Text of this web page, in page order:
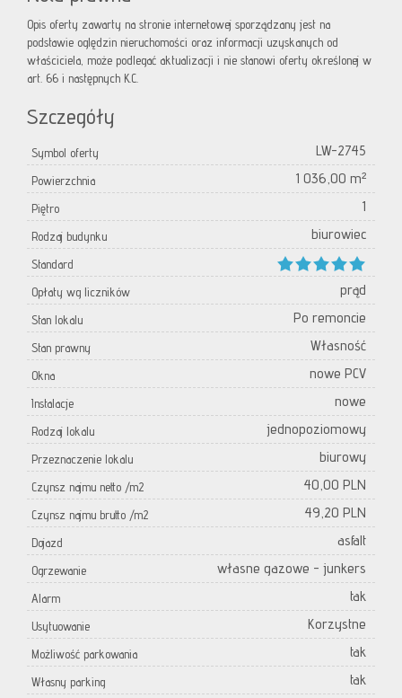
Opis oferty zawarty na stronie internetowej sporządzany jest na
podstawie oględzin nieruchomości oraz informacji uzyskanych od
właściciela, może podlegać aktualizacji i nie stanowi oferty określonej w
art. 66 i następnych K.C.
Szczegóły
Symbol oferty LW-2745
Powierzchnia 1 036,00 m²
Piętro 1
Rodzaj budynku biurowiec
Standard
Opłaty wg liczników
prąd
Stan lokalu Po remoncie
Stan prawny Własność
Okna nowe PCV
Instalacje nowe
Rodzaj lokalu jednopoziomowy
Przeznaczenie lokalu biurowy
Czynsz najmu netto /m2 40,00 PLN
Czynsz najmu brutto /m2 49,20 PLN
Dojazd asfalt
Ogrzewanie własne gazowe - junkers
Alarm tak
Usytuowanie Korzystne
Możliwość parkowania tak
Własny parking tak